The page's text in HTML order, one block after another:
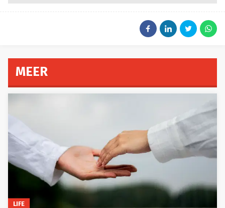
MEER
LIFE